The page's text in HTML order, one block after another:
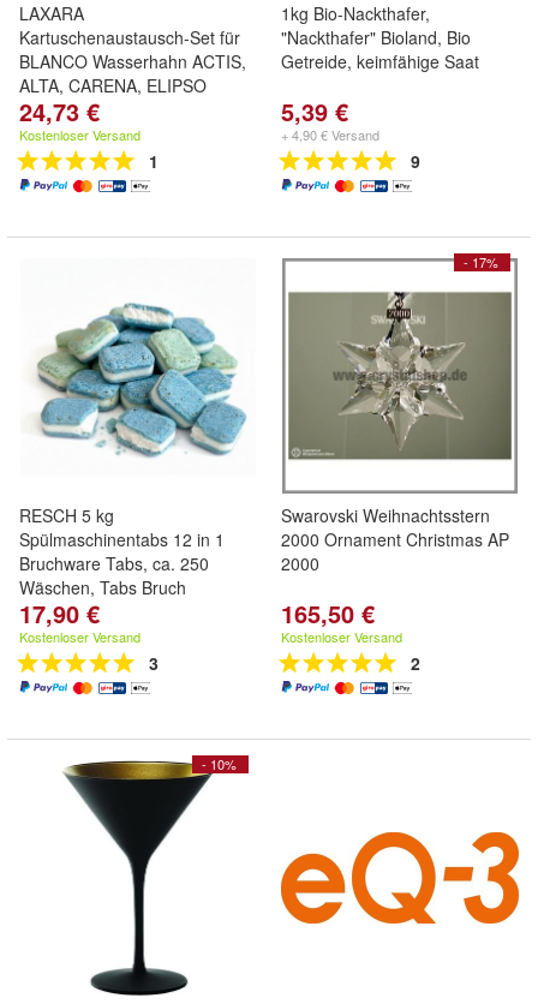
LAXARA
Kartuschenaustausch-Set für
BLANCO Wasserhahn ACTIS,
ALTA, CARENA, ELIPSO
24,73 €
Kostenloser Versand
1
1kg Bio-Nackthafer,
"Nackthafer" Bioland, Bio
Getreide, keimfähige Saat
5,39 €
+ 4,90 € Versand
9
RESCH 5 kg
Spülmaschinentabs 12 in 1
Bruchware Tabs, ca. 250
Wäschen, Tabs Bruch
17,90 €
Kostenloser Versand
3
- 17%
Swarovski Weihnachtsstern
2000 Ornament Christmas AP
2000
165,50 €
Kostenloser Versand
2
- 10%